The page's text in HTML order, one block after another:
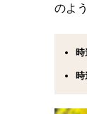
のよ
時
時